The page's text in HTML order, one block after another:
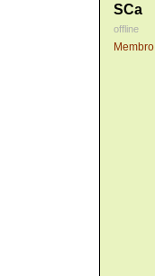
SCa
offline
Membro